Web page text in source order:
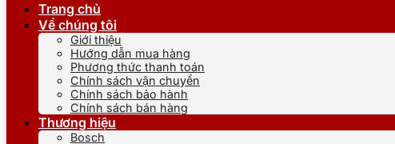
Trang chủ
Về chúng tôi
Giới thiệu
Hướng dẫn mua hàng
Phương thức thanh toán
Chính sách vận chuyển
Chính sách bảo hành
Chính sách bán hàng
Thương hiệu
Bosch